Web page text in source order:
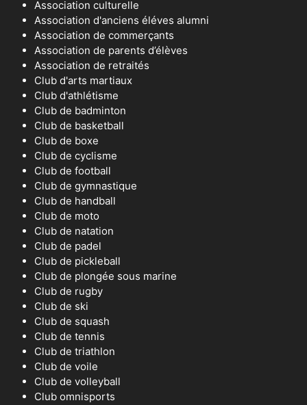
Association culturelle
Association d'anciens éléves alumni
Association de commerçants
Association de parents d’élèves
Association de retraités
Club d'arts martiaux
Club d'athlétisme
Club de badminton
Club de basketball
Club de boxe
Club de cyclisme
Club de football
Club de gymnastique
Club de handball
Club de moto
Club de natation
Club de padel
Club de pickleball
Club de plongée sous marine
Club de rugby
Club de ski
Club de squash
Club de tennis
Club de triathlon
Club de voile
Club de volleyball
Club omnisports